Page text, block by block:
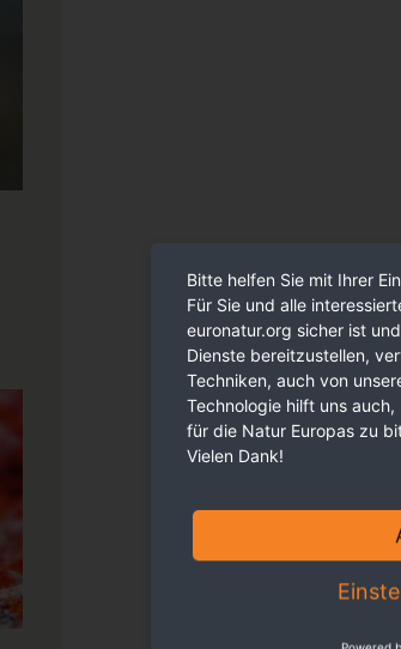
Bitte helfen Sie mit Ihrer
Für Sie und alle
euronatur.org sicher ist
Dienste bereitzustellen,
Techniken, auch von
Technologie hilft uns
für die Natur Europas zu
Vielen Dank!